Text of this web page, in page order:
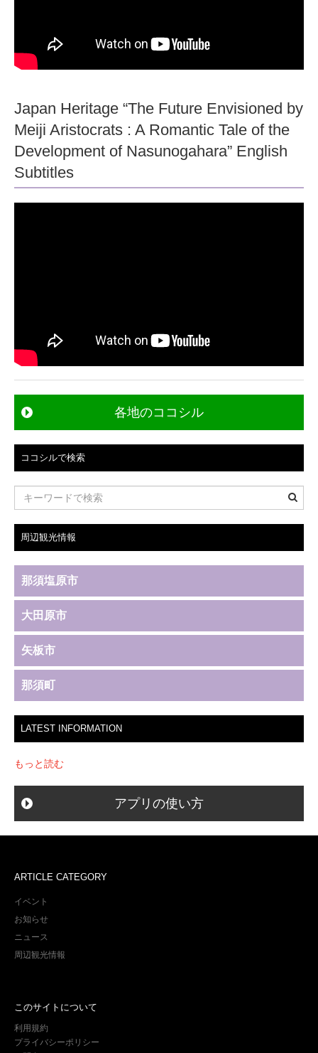
Japan Heritage “The Future Envisioned by
Meiji Aristocrats : A Romantic Tale of the
Development of Nasunogahara” English
Subtitles
各地のココシル
ココシルで検索
周辺観光情報
那須塩原市
大田原市
矢板市
那須町
LATEST INFORMATION
もっと読む
アプリの使い方
ARTICLE CATEGORY
イベント
お知らせ
ニュース
周辺観光情報
このサイトについて
利用規約
プライバシーポリシー